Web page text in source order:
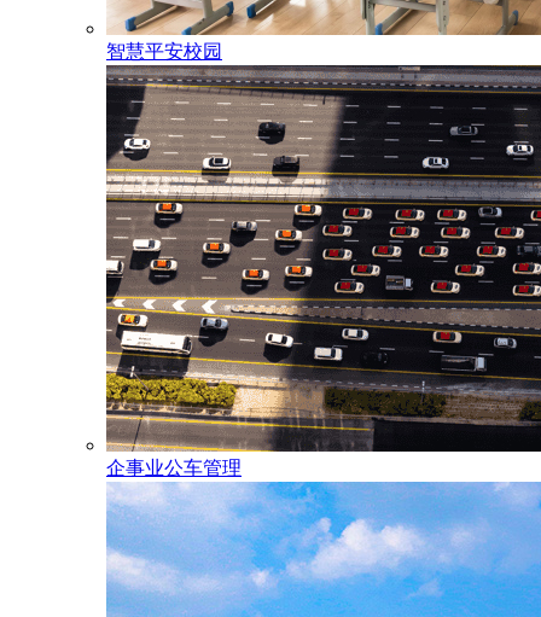
智慧平安校园
企事业公车管理